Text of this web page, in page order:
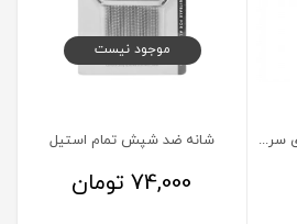
لوسیون ضد شپش لایس فری سریتا
موجود نیست
شانه ضد شپش تمام استیل
74,000تومان